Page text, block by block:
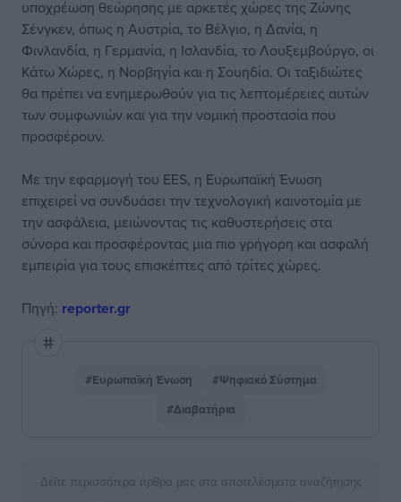
υποχρέωση θεώρησης με αρκετές χώρες της Ζώνης
Σένγκεν, όπως η Αυστρία, το Βέλγιο, η Δανία, η
Φινλανδία, η Γερμανία, η Ισλανδία, το Λουξεμβούργο, οι
Κάτω Χώρες, η Νορβηγία και η Σουηδία. Οι ταξιδιώτες
θα πρέπει να ενημερωθούν για τις λεπτομέρειες αυτών
των συμφωνιών και για την νομική προστασία που
προσφέρουν.
Με την εφαρμογή του EES, η Ευρωπαϊκή Ένωση
επιχειρεί να συνδυάσει την τεχνολογική καινοτομία με
την ασφάλεια, μειώνοντας τις καθυστερήσεις στα
σύνορα και προσφέροντας μια πιο γρήγορη και ασφαλή
εμπειρία για τους επισκέπτες από τρίτες χώρες.
Πηγή: reporter.gr
#Ευρωπαϊκή Ένωση
#Ψηφιακό Σύστημα
#Διαβατήρια
Δείτε περισσότερα άρθρα μας στα αποτελέσματα αναζήτησης